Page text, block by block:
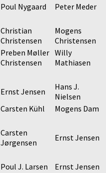
Poul Nygaard
Peter Meder
Christian
Christensen
Mogens
Christensen
Preben Møller
Christensen
Willy
Mathiasen
Ernst Jensen
Hans J.
Nielsen
Carsten Kühl
Mogens Dam
Carsten
Jørgensen
Ernst Jensen
Poul J. Larsen Ernst Jensen